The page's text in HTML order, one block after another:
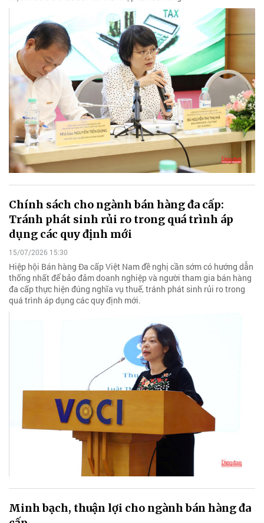
Chính sách cho ngành bán hàng đa cấp:
Tránh phát sinh rủi ro trong quá trình áp
dụng các quy định mới
15/07/2026 15:30
Hiệp hội Bán hàng Đa cấp Việt Nam đề nghị cần sớm có hướng dẫn
thống nhất để bảo đảm doanh nghiệp và người tham gia bán hàng
đa cấp thực hiện đúng nghĩa vụ thuế, tránh phát sinh rủi ro trong
quá trình áp dụng các quy định mới.
Minh bạch, thuận lợi cho ngành bán hàng đa